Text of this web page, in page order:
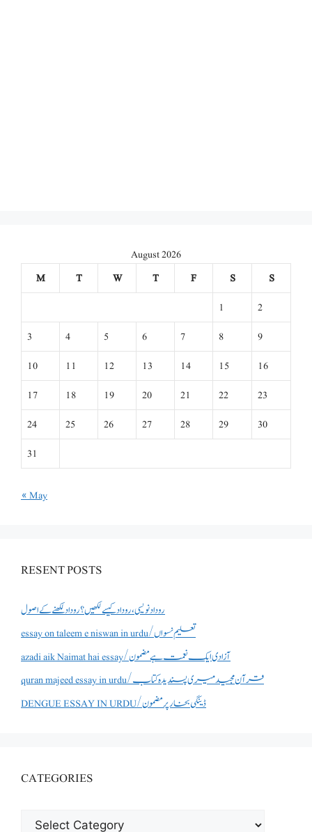
August 2026
M
T W T F S
S
1
2
3
4 5 6 7 8
9
10
11 12 13 14 15
16
17
18 19 20 21 22
23
24
25 26 27 28 29
30
31
« May
RESENT POSTS
روداد نویسی ،روداد کیسے لکھیں؟ روداد لکھنے کے اصول
essay on taleem e niswan in urdu/تعلیم نسواں
azadi aik Naimat hai essay/آزادی ایک نعمت ہے مضمون
quran majeed essay in urdu/قرآن مجید میری پسندیدہ کتاب
DENGUE ESSAY IN URDU/ڈینگی بخار پر مضمون
CATEGORIES
CATEGORIES